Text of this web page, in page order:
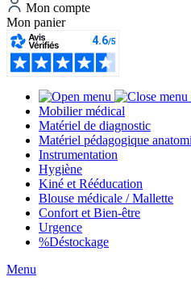
Mon compte
Mon panier
Mobilier médical
Matériel de diagnostic
Matériel pédagogique
Instrumentation
Hygiène
Kiné et Rééducation
Blouse médicale / Mallette
Confort et Bien-être
Urgence
%Déstockage
Menu